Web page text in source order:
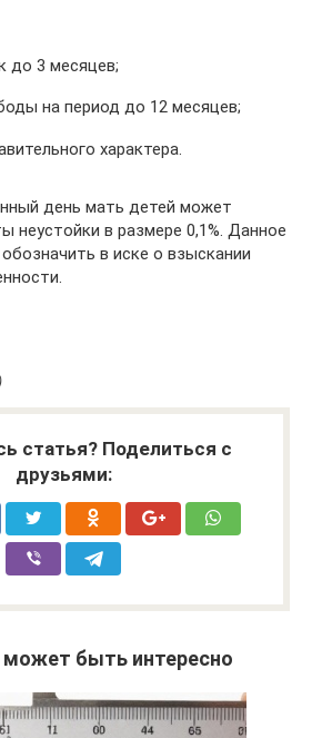
до 3 месяцев;
на период до 12 месяцев;
характера.
день мать детей может
неустойки в размере 0,1%. Данное
в иске о взыскании
)
статья? Поделиться с
друзьями:
быть интересно